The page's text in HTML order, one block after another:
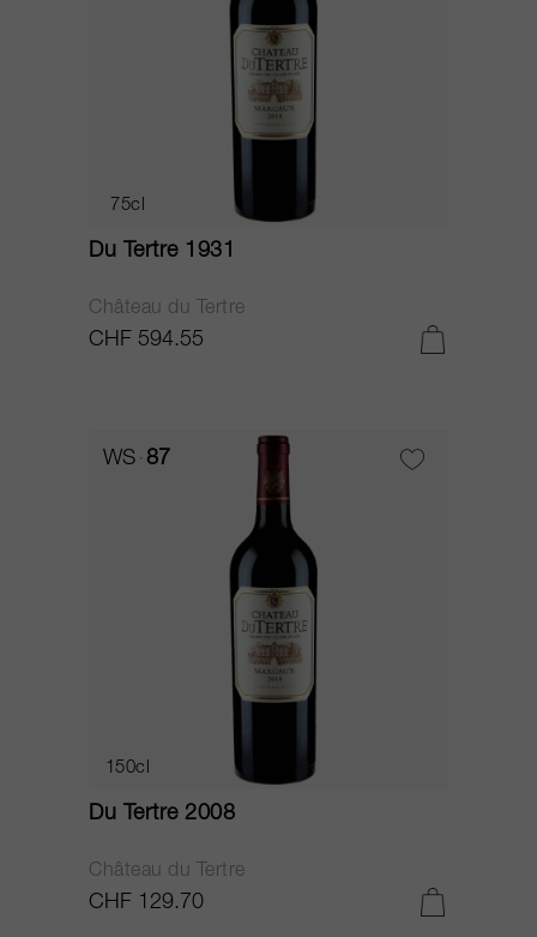
75cl
Du Tertre 1931
Château du Tertre
CHF 594.55
WS 87
150cl
Du Tertre 2008
Château du Tertre
CHF 129.70